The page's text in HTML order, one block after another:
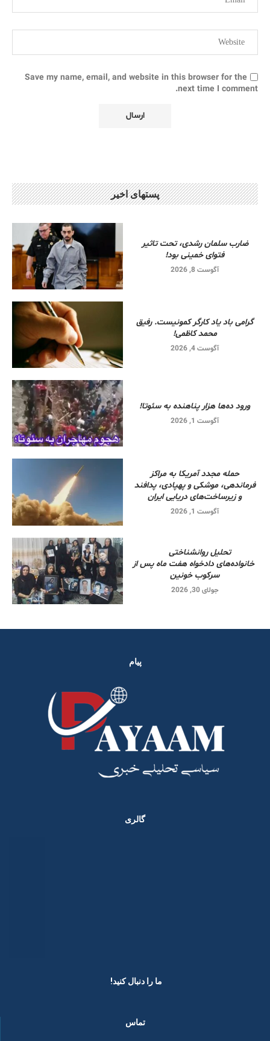
Save my name, email, and website in this browser for the
next time I comment.
پستهای اخیر
ضارب سلمان رشدی، تحت تاثیر
فتوای خمینی بود!
آگوست 8, 2026
گرامی باد یاد کارگر کمونیست. رفیق
محمد کاظمی!
آگوست 4, 2026
ورود ده‌ها هزار پناهنده به سئوتا!
آگوست 1, 2026
حمله مجدد آمریکا به مراکز
فرماندهی، موشکی و پهپادی، پدافند
و زیرساخت‌های دریایی ایران
آگوست 1, 2026
تحلیل روانشناختی
خانواده‌های دادخواه هفت ماه پس از
سرکوب خونین
جولای 30, 2026
پیام
گالری
ما را دنبال کنید! ​
تماس